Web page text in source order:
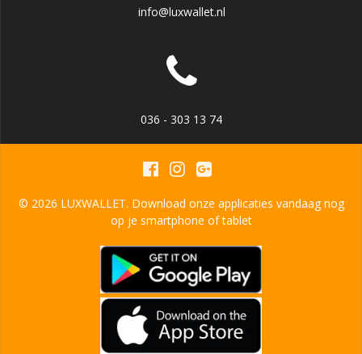
info@luxwallet.nl
036 - 303 13 74
© 2026 LUXWALLET. Download onze applicaties vandaag nog
op je smartphone of tablet